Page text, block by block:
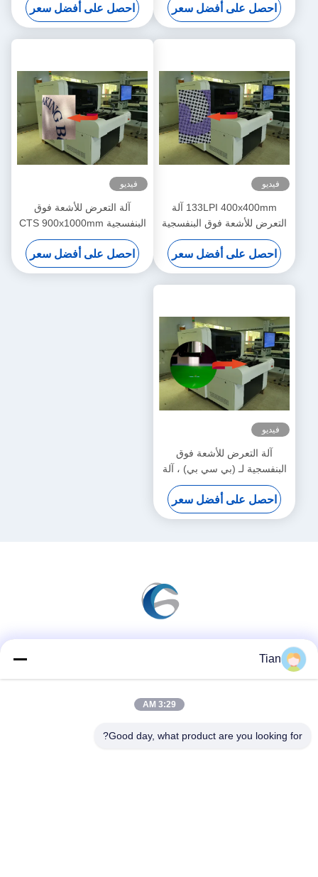
DLP
احصل على أفضل سعر احصل على أفضل سعر
فيديو
133LPI 400x400mm آلة
التعرض للأشعة فوق البنفسجية
PCB لطباعة المنسوجات
احصل على أفضل سعر
فيديو
آلة التعرض للأشعة فوق
البنفسجية CTS 900x1000mm
النسيج لثنائي الفينيل متعدد
الكلور
احصل على أفضل سعر
فيديو
آلة التعرض للأشعة فوق
البنفسجية لـ (بي سي بي) ، آلة
التصوير بالليزر المباشر
1270dip
احصل على أفضل سعر
Tian
3:29 AM
Good day, what product are you looking for?